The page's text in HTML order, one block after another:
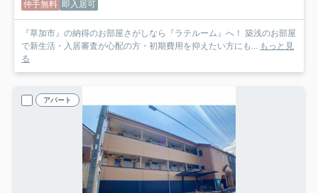
仲手無料 即入居可
『草加市』の納得のお部屋さがしなら『ラテルーム』へ！ 築浅のお部屋
で新生活・入居審査が心配の方・初期費用を抑えたい方にも...
もっと見
る
アパート